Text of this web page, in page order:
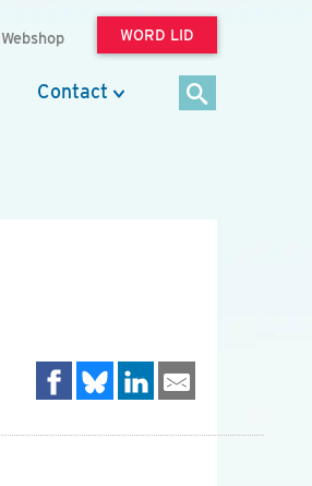
Webshop WORD LID
Contact